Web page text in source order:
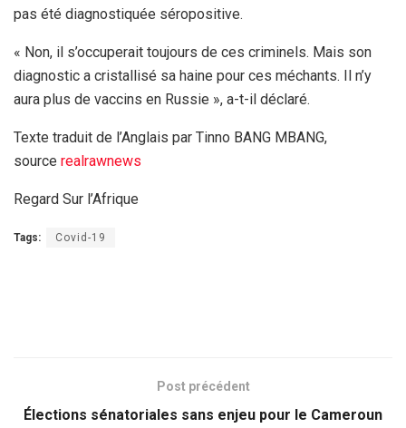
pas été diagnostiquée séropositive.
« Non, il s’occuperait toujours de ces criminels. Mais son
diagnostic a cristallisé sa haine pour ces méchants. Il n’y
aura plus de vaccins en Russie », a-t-il déclaré.
Texte traduit de l’Anglais par Tinno BANG MBANG,
source realrawnews
Regard Sur l’Afrique
Tags: Covid-19
Post précédent
Élections sénatoriales sans enjeu pour le Cameroun